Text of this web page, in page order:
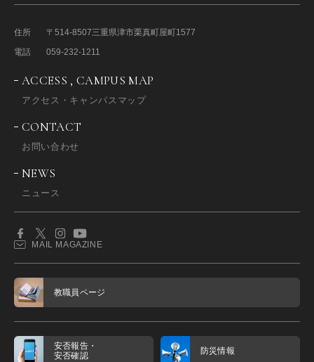
住所 〒514-8507三重県津市栗真町屋町1577
電話
059-232-1211
ACCESS , CAMPUS MAP
アクセス・キャンパスマップ
CONTACT
お問い合わせ
NEWS
ニュース
MAIL MAGAZINE
教職員ページ
安否報告・
安否確認
防災情報